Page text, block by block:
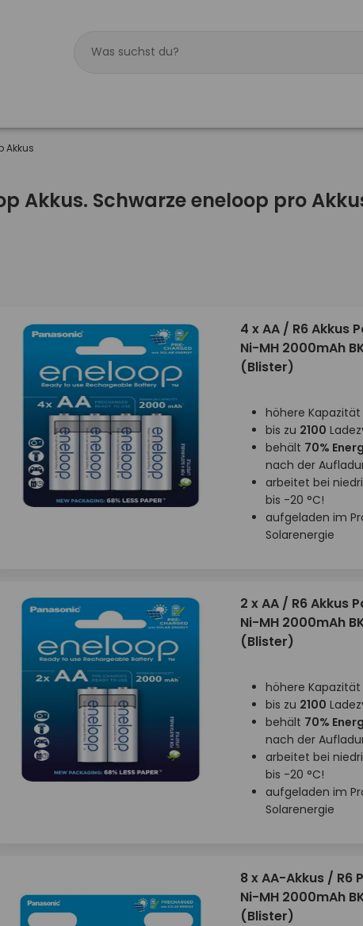
Akkus
Akkus. Schwarze eneloop pro
4 x AA / R6 Akkus
Ni-MH 2000mAh
(Blister)
höhere Kapazität
bis zu 2100
behält 70%
nach der
arbeitet bei
bis -20 °C!
aufgeladen im
Solarenergie
2 x AA / R6 Akkus
Ni-MH 2000mAh
(Blister)
höhere
bis zu 2100
behält 70%
nach der
arbeitet bei
bis -20 °C!
aufgeladen im
Solarenergie
8 x AA-Akkus / R6
Ni-MH 2000mAh
(Blister)